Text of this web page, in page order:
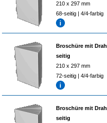
210 x 297 mm
68-seitig | 4/4-farbig
Broschüre mit
seitig
210 x 297 mm
72-seitig | 4/4-farbig
Broschüre mit
seitig